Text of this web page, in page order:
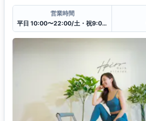
営業時間
平日 10:00〜22:00/土・祝9:00〜19:00